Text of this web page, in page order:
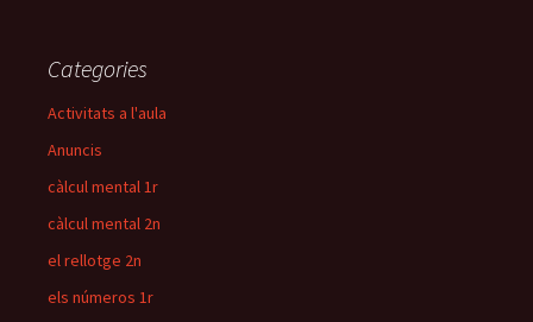
:Categories
Activitats a l'aula
Anuncis
càlcul mental 1r
càlcul mental 2n
el rellotge 2n
els números 1r